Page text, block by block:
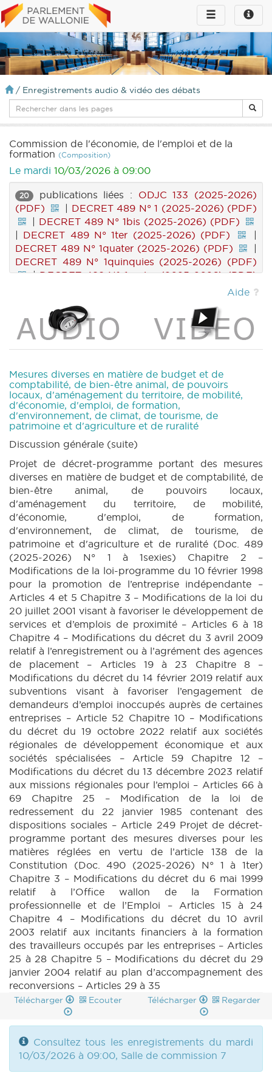
Toggle
infos
Toggle
navigation
/ Enregistrements audio & vidéo des débats
Commission de l'économie, de l'emploi et de la
formation (Composition)
Le mardi 10/03/2026 à 09:00
20 publications liées : ODJC 133 (2025-2026)
(PDF)
| DECRET 489 N° 1 (2025-2026) (PDF)
| DECRET 489 N° 1bis (2025-2026) (PDF)
| DECRET 489 N° 1ter (2025-2026) (PDF)
|
DECRET 489 N° 1quater (2025-2026) (PDF)
|
DECRET 489 N° 1quinquies (2025-2026) (PDF)
|DECRET 489 N° 1sexies (2025-2026) (PDF)
DECRET 489 N° 7 (2025-2026) (PDF)
|
DECRET 489 N° 9 (2025-2026) (PDF)
|
DECRET 490 N° 1 (2025-2026) (PDF)
|
DECRET 490 N° 1bis (2025-2026) (PDF)
|
RES 435 N° 1 (2025-2026) (PDF)
|
RES 435
N° 2 (2025-2026) (PDF)
|RES 435 N° 3
(2025-2026) (PDF)
|DECRET 489 N° 20
annexe 2 (2025-2026) (PDF)
|
DECRET 490
N° 3 annexe 2 (2025-2026) (PDF)
|CRIC 111
(PDF)
|
Aide
Mesures diverses en matière de budget et de
comptabilité, de bien-être animal, de pouvoirs
locaux, d'aménagement du territoire, de mobilité,
d'économie, d'emploi, de formation,
d'environnement, de climat, de tourisme, de
patrimoine et d'agriculture et de ruralité
Discussion générale (suite)
Projet de décret-programme portant des mesures
diverses en matière de budget et de comptabilité, de
bien-être animal, de pouvoirs locaux,
d'aménagement du territoire, de mobilité,
d'économie, d'emploi, de formation,
d'environnement, de climat, de tourisme, de
patrimoine et d'agriculture et de ruralité (Doc. 489
(2025-2026) N° 1 à 1sexies) Chapitre 2 –
Modifications de la loi-programme du 10 février 1998
pour la promotion de l’entreprise indépendante –
Articles 4 et 5 Chapitre 3 – Modifications de la loi du
20 juillet 2001 visant à favoriser le développement de
services et d’emplois de proximité – Articles 6 à 18
Chapitre 4 – Modifications du décret du 3 avril 2009
relatif à l’enregistrement ou à l’agrément des agences
de placement – Articles 19 à 23 Chapitre 8 –
Modifications du décret du 14 février 2019 relatif aux
subventions visant à favoriser l’engagement de
demandeurs d’emploi inoccupés auprès de certaines
entreprises – Article 52 Chapitre 10 – Modifications
du décret du 19 octobre 2022 relatif aux sociétés
régionales de développement économique et aux
sociétés spécialisées – Article 59 Chapitre 12 –
Modifications du décret du 13 décembre 2023 relatif
aux missions régionales pour l’emploi – Articles 66 à
69 Chapitre 25 – Modification de la loi de
redressement du 22 janvier 1985 contenant des
dispositions sociales – Article 249 Projet de décret-
programme portant des mesures diverses pour les
matières réglées en vertu de l’article 138 de la
Constitution (Doc. 490 (2025-2026) N° 1 à 1ter)
Chapitre 3 – Modifications du décret du 6 mai 1999
relatif à l’Office wallon de la Formation
professionnelle et de l’Emploi – Articles 15 à 24
Chapitre 4 – Modifications du décret du 10 avril
2003 relatif aux incitants financiers à la formation
des travailleurs occupés par les entreprises – Articles
25 à 28 Chapitre 5 – Modifications du décret du 29
janvier 2004 relatif au plan d’accompagnement des
reconversions – Articles 29 à 35
Télécharger Ecouter Télécharger Regarder
Consultez tous les enregistrements du mardi
10/03/2026 à 09:00, Salle de commission 7